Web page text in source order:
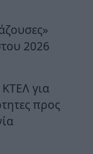
2026
για
προς